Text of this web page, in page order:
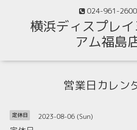
024-961-2600
横浜ディスプレ
アム福島
営業日カレン
定休日 2023-08-06 (Sun)